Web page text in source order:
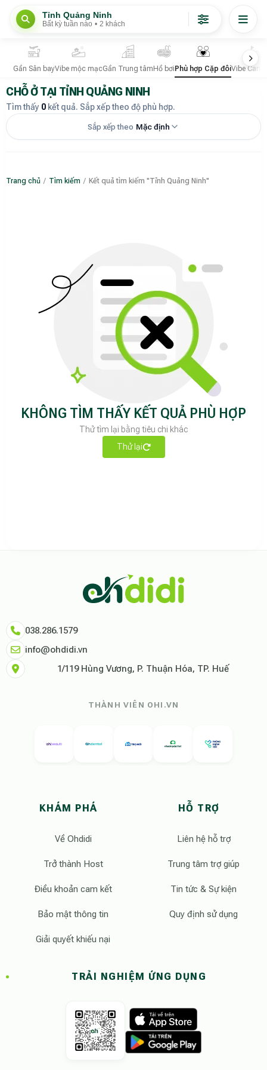
Tỉnh Quảng Ninh
Bất kỳ tuần nào • 2 khách
Gần Sân bayVibe mộc mạcGần Trung tâm Hồ bơi Phù hợp Cặp đôiVibe
CHỖ Ở TẠI TỈNH QUẢNG NINH
Tìm thấy 0 kết quả. Sắp xếp theo độ phù hợp.
Sắp xếp theo Mặc định
Trang chủ / Tìm kiếm / Kết quả tìm kiếm "Tỉnh Quảng Ninh"
KHÔNG TÌM THẤY KẾT QUẢ PHÙ HỢP
Thử tìm lại bằng tiêu chi khác
Thử lại
"Tại Ohdidi, chúng tôi không chỉ cung cấp chỗ ở, chúng tôi cung
Tham khảo thêm tại:Ohdidi Facebook Official
038.286.1579
info@ohdidi.vn
1/119 Hùng Vương, P. Thuận Hóa, TP. Huế
THÀNH VIÊN OHI.VN
KHÁM PHÁ
Về Ohdidi
Trở thành Host
Điều khoản cam kết
Bảo mật thông tin
Giải quyết khiếu nại
HỖ TRỢ
Liên hệ hỗ trợ
Trung tâm trợ giúp
Tin tức & Sự kiện
Quy định sử dụng
TRẢI NGHIỆM ỨNG DỤNG